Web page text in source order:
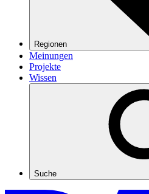
Regionen
Meinungen
Projekte
Wissen
Suche